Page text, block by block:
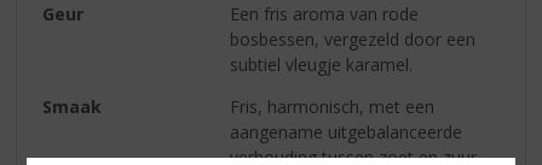
Geur
Een fris aroma van rode
bosbessen, vergezeld door een
subtiel vleugje karamel.
Smaak
Fris, harmonisch, met een
aangename uitgebalanceerde
verhouding tussen zoet en zuur.